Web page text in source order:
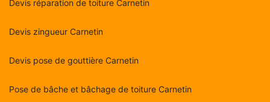
Devis réparation de toiture Carnetin
Devis zingueur Carnetin
Devis pose de gouttière Carnetin
Pose de bâche et bâchage de toiture Carnetin